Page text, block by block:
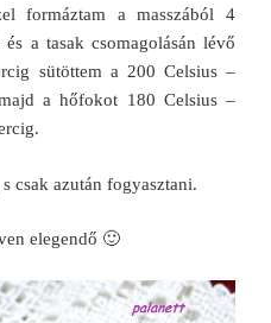
formáztam a masszából 4
a tasak csomagolásán lévő
sütöttem a 200 Celsius –
a hőfokot 180 Celsius –
csak azután fogyasztani.
elegendő 🙂